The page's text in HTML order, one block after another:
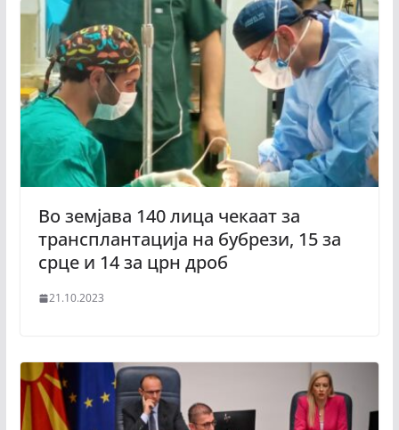
Во земјава 140 лица чекаат за
трансплантација на бубрези, 15 за
срце и 14 за црн дроб
21.10.2023